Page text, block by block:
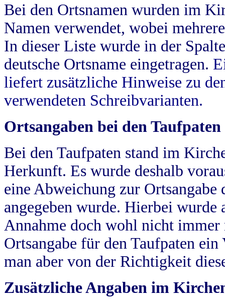
Bei den Ortsnamen wurden im
Namen verwendet, wobei
In dieser Liste wurde in der
deutsche Ortsname eingetragen.
liefert zusätzliche Hinweise zu
verwendeten Schreibvarianten.
Ortsangaben bei den Taufpaten
Bei den Taufpaten stand im
Herkunft. Es wurde deshalb
eine Abweichung zur
angegeben wurde. Hierbei wurde
Annahme doch wohl nicht
Ortsangabe für den Taufpaten
man aber von der Richtigkeit
Zusätzliche Angaben im